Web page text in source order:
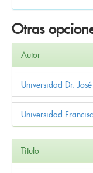
Otras
Autor
Universidad Dr.
Universidad
Título